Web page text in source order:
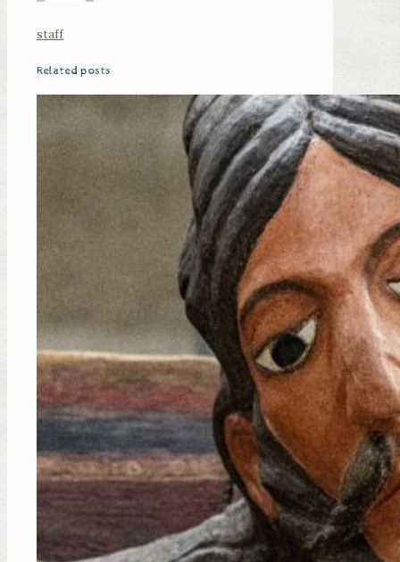
staff
Related posts